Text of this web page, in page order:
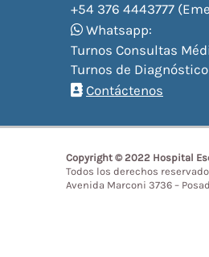
+54 376 4443777
Whatsapp:
Turnos Consultas
Turnos de
Contáctenos
Copyright © 2022 Hospital
Todos los derechos
Avenida Marconi 3736 –